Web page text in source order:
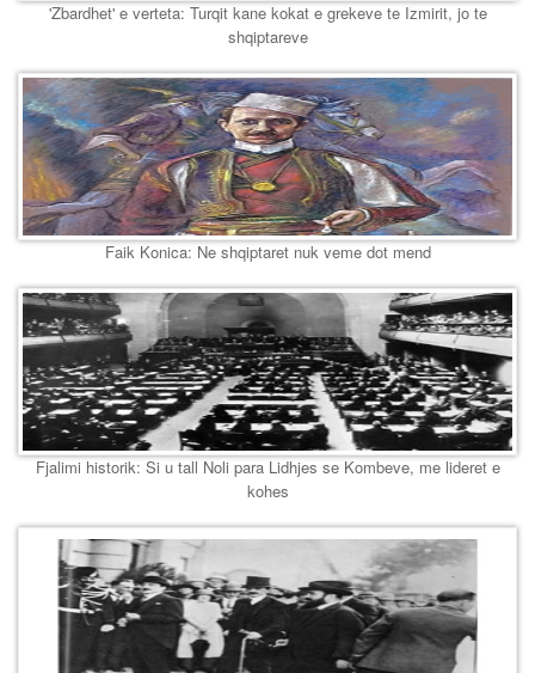
'Zbardhet' e verteta: Turqit kane kokat e grekeve te Izmirit, jo te
shqiptareve
Faik Konica: Ne shqiptaret nuk veme dot mend
Fjalimi historik: Si u tall Noli para Lidhjes se Kombeve, me lideret e
kohes